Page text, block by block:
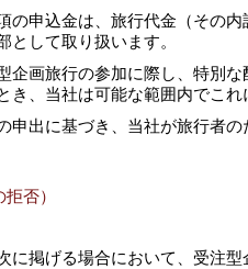
の申込金は、旅行代金（その
として取り扱います。
企画旅行の参加に際し、特別
き、当社は可能な範囲内でこれ
申出に基づき、当社が旅行者
否）
に掲げる場合において、受注